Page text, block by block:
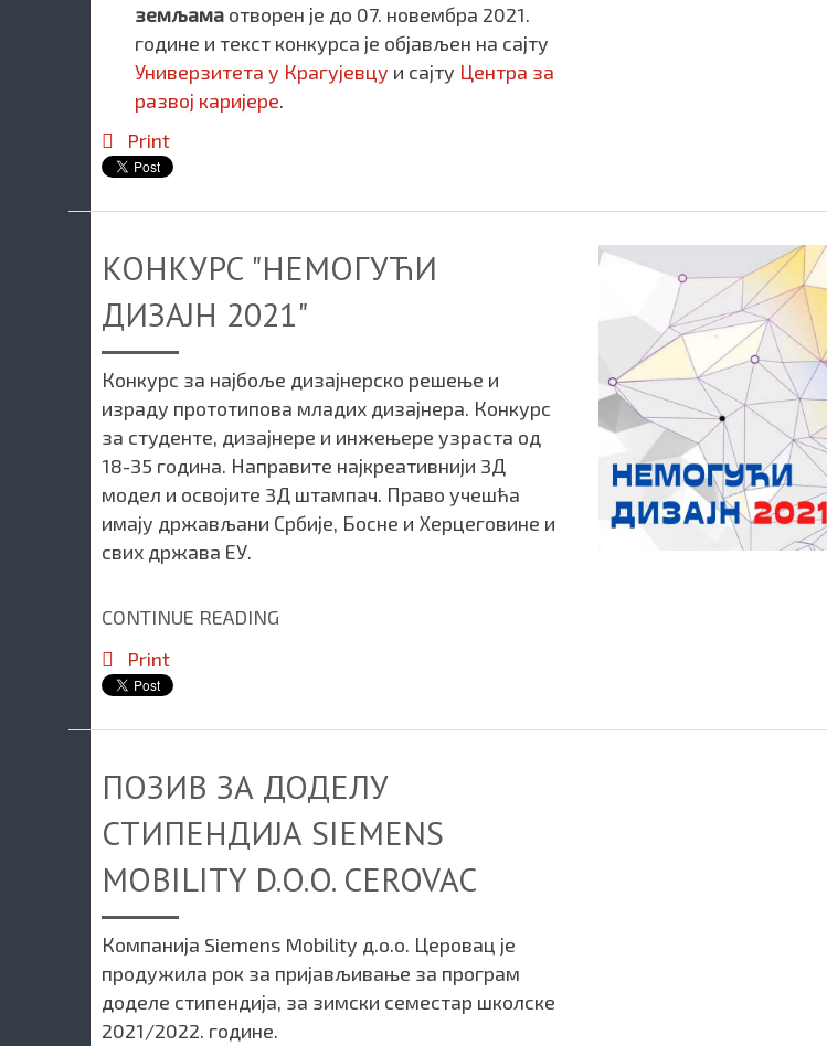
земљама отворен је до 07. новембра 2021.
године и текст конкурса је објављен на сајту
Универзитета у Крагујевцу и сајту Центра за
развој каријере.
Print
КОНКУРС "НЕМОГУЋИ
ДИЗАЈН 2021"
Конкурс за најбоље дизајнерско решење и
израду прототипова младих дизајнера. Конкурс
за студенте, дизајнере и инжењере узраста од
18-35 година. Направите најкреативнији 3Д
модел и освојите 3Д штампач. Право учешћа
имају држављани Србије, Босне и Херцеговине и
свих држава ЕУ.
CONTINUE READING
Print
ПОЗИВ ЗА ДОДЕЛУ
СТИПЕНДИЈА SIEMENS
MOBILITY D.O.O. CEROVAC
Компанија Siemens Mobility д.о.о. Церовац је
продужила рок за пријављивање за програм
доделе стипендија, за зимски семестар школске
2021/2022. године.